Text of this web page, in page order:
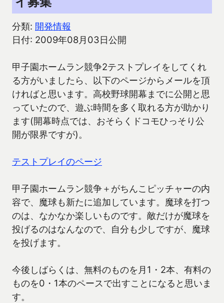
分類: 開発情報
日付: 2009年08月03日公開
甲子園ホームラン競争2テストプレイをしてくれ
る方がいましたら、以下のページからメールを頂
ければと思います。高校野球開幕までに公開と思
っていたので、遊ぶ時間を多く取れる方が助かり
ます(開幕時点では、おそらくドコモひっそり公
開が限界ですが)。
テストプレイのページ
甲子園ホームラン競争＋がちんこピッチャーの内
容で、魔球も新たに追加しています。魔球を打つ
のは、なかなか楽しいものです。敵だけが魔球を
投げるのはなんなので、自分も少しですが、魔球
を投げます。
今後しばらくは、無料のものを月1・2本、有料の
ものを0・1本のペースで出すことになると思いま
す。